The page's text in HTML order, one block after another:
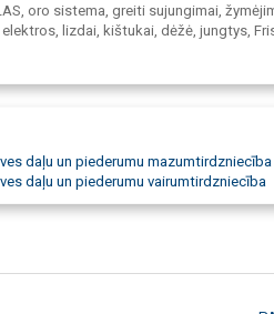
oro sistema, greiti sujungimai,
elektros, lizdai, kištukai, dėžė, jungtys,
ABS, EBS, ADR, keitikliai, signalai,
PREMIUM, Dasteri, Motgum,
žibintai, papildomi žibintai, trosas,
veidrodžiai, sparnai, radiatoriai,
racijos, šaldytuvai, strypai, diržai,
tachogram, Mikalor, tachografo,
daļu un piederumu mazumtirdzniecība
daļu un piederumu vairumtirdzniecība